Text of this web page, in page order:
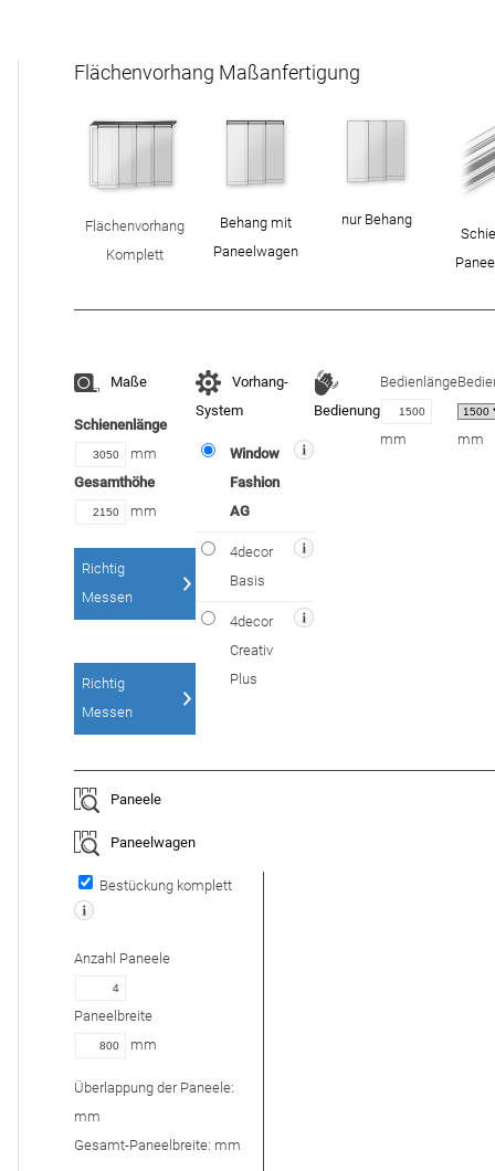
Flächenvorhang Maßanfertigung
Flächenvorhang
Komplett
Behang mit
Paneelwagen
nur Behang
Maße
Schienenlänge
mm
Gesamthöhe
mm
Richtig
Messen
Richtig
Messen
Vorhang-
System
Window
Fashion
AG
4decor
Basis
4decor
Creativ
Plus
Bedienung
Bedienlänge
mm mm
Paneele
Paneelwagen
Bestückung komplett
Anzahl Paneele
Paneelbreite
mm
Überlappung der Paneele:
mm
Gesamt-Paneelbreite: mm